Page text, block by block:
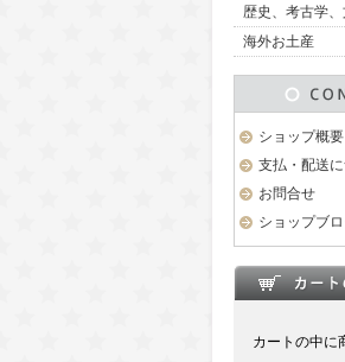
歴史、考古学
海外お土産
ショップ概要
支払・配送
お問合せ
ショップブ
カートの中に